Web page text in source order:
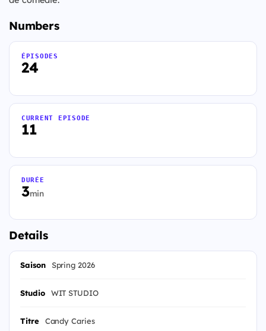
Numbers
24
ÉPISODES
11
CURRENT EPISODE
3min
DURÉE
Details
Saison Spring 2026
Studio WIT STUDIO
Titre Candy Caries